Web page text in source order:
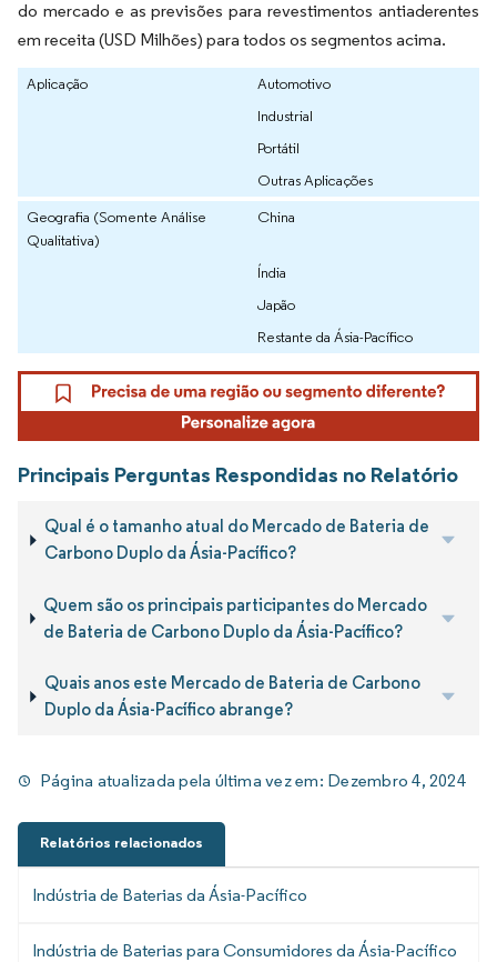
do mercado e as previsões para revestimentos antiaderentes
em receita (USD Milhões) para todos os segmentos acima.
Aplicação
Automotivo
Industrial
Portátil
Outras Aplicações
Geografia (Somente Análise
Qualitativa)
China
Índia
Japão
Restante da Ásia-Pacífico
Principais Perguntas Respondidas no Relatório
Qual é o tamanho atual do Mercado de Bateria de
Carbono Duplo da Ásia-Pacífico?
Quem são os principais participantes do Mercado
de Bateria de Carbono Duplo da Ásia-Pacífico?
Quais anos este Mercado de Bateria de Carbono
Duplo da Ásia-Pacífico abrange?
Página atualizada pela última vez em: Dezembro 4, 2024
Relatórios relacionados
Indústria de Baterias da Ásia-Pacífico
Indústria de Baterias para Consumidores da Ásia-Pacífico